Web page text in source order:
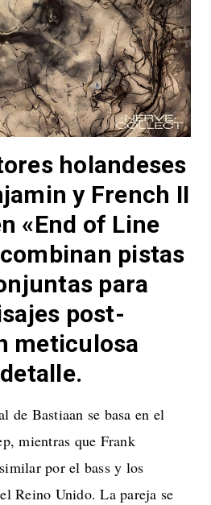
holandeses
y French II
«End of Line
pistas
para
post-
meticulosa
de Bastiaan se basa en el
mientras que Frank
por el bass y los
Reino Unido. La pareja se